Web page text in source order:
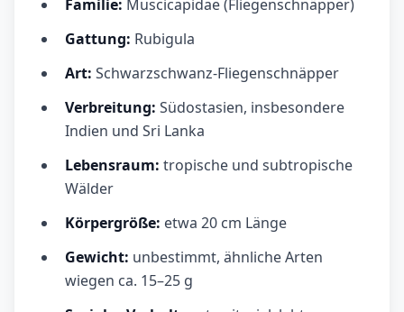
Familie: Muscicapidae (Fliegenschnäpper)
Gattung: Rubigula
Art: Schwarzschwanz-Fliegenschnäpper
Verbreitung: Südostasien, insbesondere
Indien und Sri Lanka
Lebensraum: tropische und subtropische
Wälder
Körpergröße: etwa 20 cm Länge
Gewicht: unbestimmt, ähnliche Arten
wiegen ca. 15–25 g